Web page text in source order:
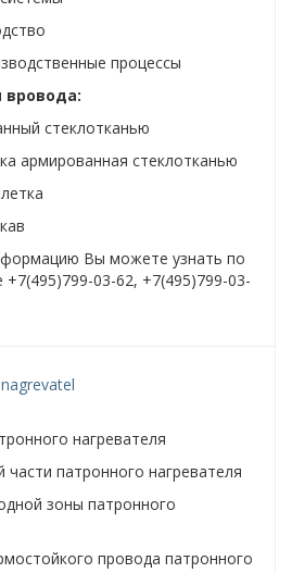
процессы
вровода:
стеклотканью
армированная стеклотканью
Вы можете узнать по
03-62, +7(495)799-03-
нагревателя
патронного нагревателя
зоны патронного
провода патронного